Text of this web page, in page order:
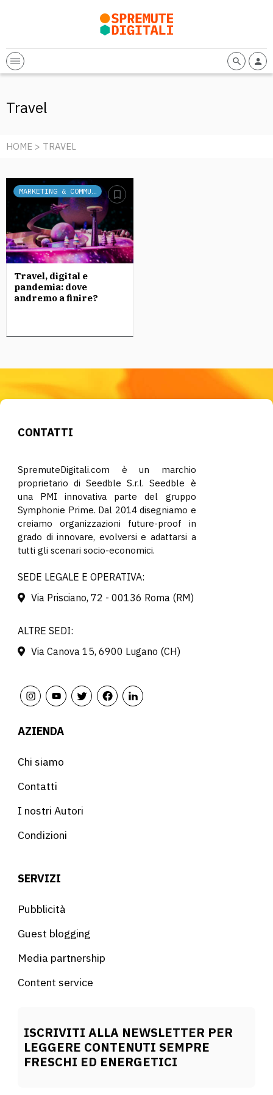
Travel
HOME > TRAVEL
MARKETING & COMMUNICATION
Travel, digital e
pandemia: dove
andremo a finire?
CONTATTI
SpremuteDigitali.com è un marchio
proprietario di Seedble S.r.l. Seedble è
una PMI innovativa parte del gruppo
Symphonie Prime. Dal 2014 disegniamo e
creiamo organizzazioni future-proof in
grado di innovare, evolversi e adattarsi a
tutti gli scenari socio-economici.
SEDE LEGALE E OPERATIVA:
Via Prisciano, 72 - 00136 Roma (RM)
ALTRE SEDI:
Via Canova 15, 6900 Lugano (CH)
AZIENDA
Chi siamo
Contatti
I nostri Autori
Condizioni
SERVIZI
Pubblicità
Guest blogging
Media partnership
Content service
ISCRIVITI ALLA NEWSLETTER PER
LEGGERE CONTENUTI SEMPRE
FRESCHI ED ENERGETICI